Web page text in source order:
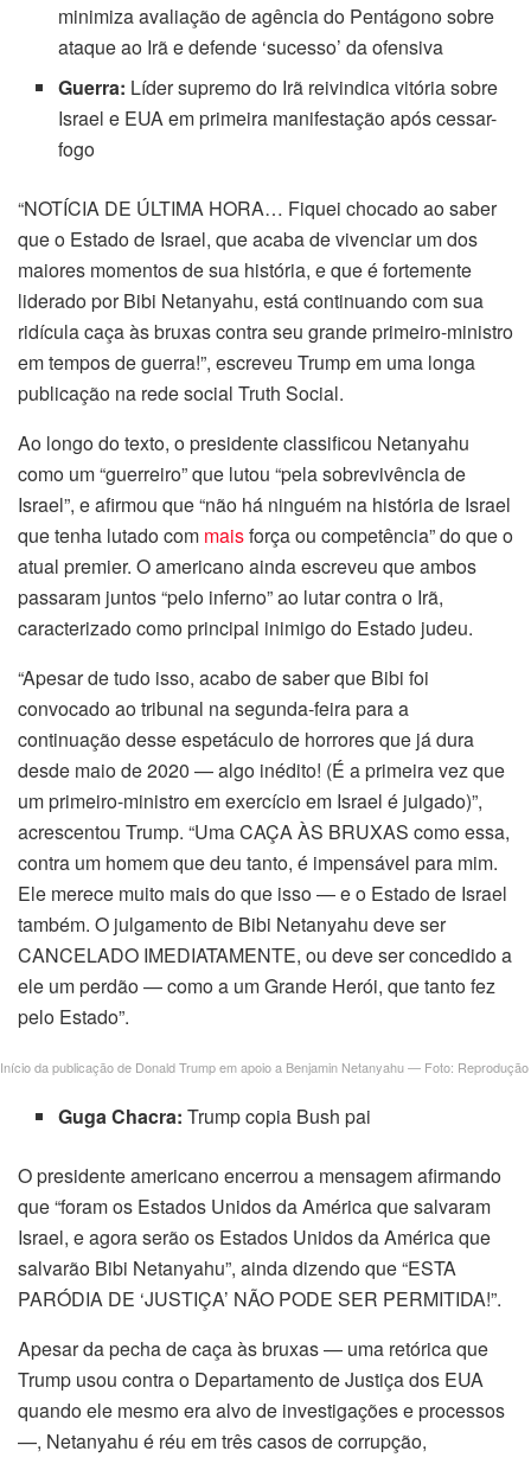
minimiza avaliação de agência do Pentágono sobre
ataque ao Irã e defende ‘sucesso’ da ofensiva
Guerra: Líder supremo do Irã reivindica vitória sobre
Israel e EUA em primeira manifestação após cessar-
fogo
“NOTÍCIA DE ÚLTIMA HORA… Fiquei chocado ao saber
que o Estado de Israel, que acaba de vivenciar um dos
maiores momentos de sua história, e que é fortemente
liderado por Bibi Netanyahu, está continuando com sua
ridícula caça às bruxas contra seu grande primeiro-ministro
em tempos de guerra!”, escreveu Trump em uma longa
publicação na rede social Truth Social.
Ao longo do texto, o presidente classificou Netanyahu
como um “guerreiro” que lutou “pela sobrevivência de
Israel”, e afirmou que “não há ninguém na história de Israel
que tenha lutado com maisforça ou competência” do que o
atual premier. O americano ainda escreveu que ambos
passaram juntos “pelo inferno” ao lutar contra o Irã,
caracterizado como principal inimigo do Estado judeu.
“Apesar de tudo isso, acabo de saber que Bibi foi
convocado ao tribunal na segunda-feira para a
continuação desse espetáculo de horrores que já dura
desde maio de 2020 — algo inédito! (É a primeira vez que
um primeiro-ministro em exercício em Israel é julgado)”,
acrescentou Trump. “Uma CAÇA ÀS BRUXAS como essa,
contra um homem que deu tanto, é impensável para mim.
Ele merece muito mais do que isso — e o Estado de Israel
também. O julgamento de Bibi Netanyahu deve ser
CANCELADO IMEDIATAMENTE, ou deve ser concedido a
ele um perdão — como a um Grande Herói, que tanto fez
pelo Estado”.
Início da publicação de Donald Trump em apoio a Benjamin Netanyahu — Foto: Reprodução
Guga Chacra:Trump copia Bush pai
O presidente americano encerrou a mensagem afirmando
que “foram os Estados Unidos da América que salvaram
Israel, e agora serão os Estados Unidos da América que
salvarão Bibi Netanyahu”, ainda dizendo que “ESTA
PARÓDIA DE ‘JUSTIÇA’ NÃO PODE SER PERMITIDA!”.
Apesar da pecha de caça às bruxas — uma retórica que
Trump usou contra o Departamento de Justiça dos EUA
quando ele mesmo era alvo de investigações e processos
—, Netanyahu é réu em três casos de corrupção,